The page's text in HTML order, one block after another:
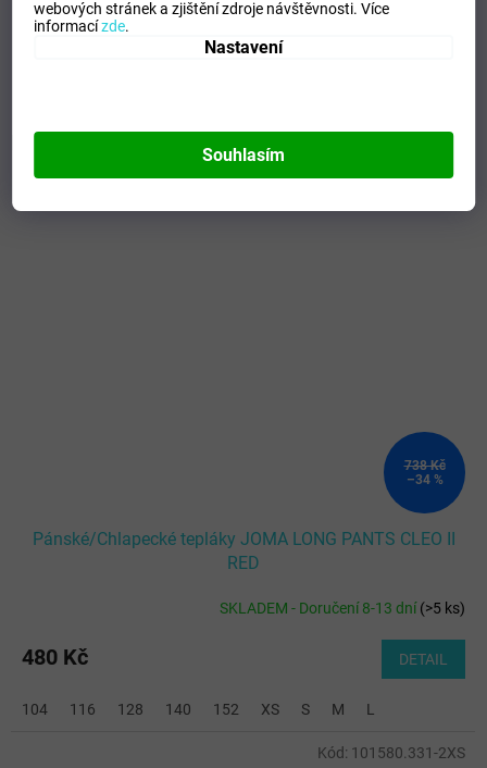
webových stránek a zjištění zdroje návštěvnosti.Více
informacízde.
Nastavení
Souhlasím
Mohlo by se vám líbit
738 Kč
–34 %
Pánské/Chlapecké tepláky JOMA LONG PANTS CLEO II
RED
SKLADEM - Doručení 8-13 dní(>5 ks)
480 Kč DETAIL
104 116 128 140 152 XS S M L
Kód: 101580.331-2XS
Tipo Mdelo:
T
Composicion: